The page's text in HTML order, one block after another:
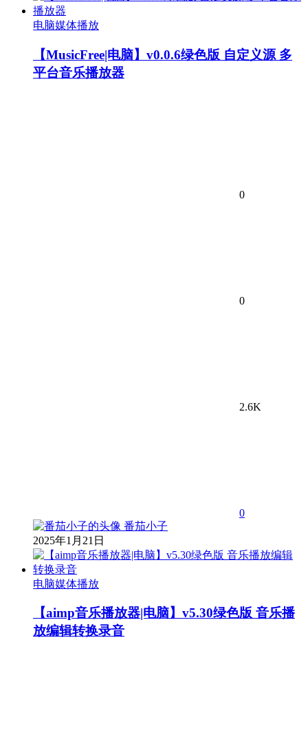
电脑媒体播放
【MusicFree|电脑】v0.0.6绿色版 自定义源 多
平台音乐播放器
0
0
2.6K
0
番茄小子
2025年1月21日
电脑媒体播放
【aimp音乐播放器|电脑】v5.30绿色版 音乐播
放编辑转换录音